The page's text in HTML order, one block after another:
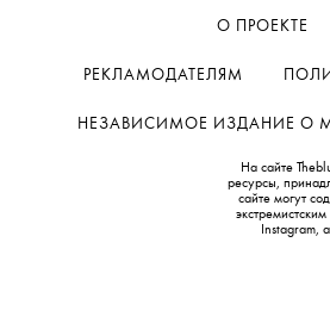
О ПРОЕКТЕ
РЕКЛАМОДАТЕЛЯМ
НЕЗАВИСИМОЕ ИЗДАНИЕ О
На сайте
ресурсы,
сайте могут
Instagram,